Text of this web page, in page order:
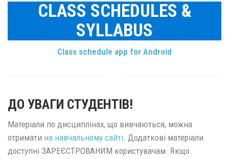
CLASS SCHEDULES &
SYLLABUS
Class schedule app for Android
ДО УВАГИ СТУДЕНТІВ!
Матеріали по дисциплінах, що вивчаються, можна
отримати на навчальному сайті. Додаткові матеріали
доступні ЗАРЕЄСТРОВАНИМ користувачам. Якщо